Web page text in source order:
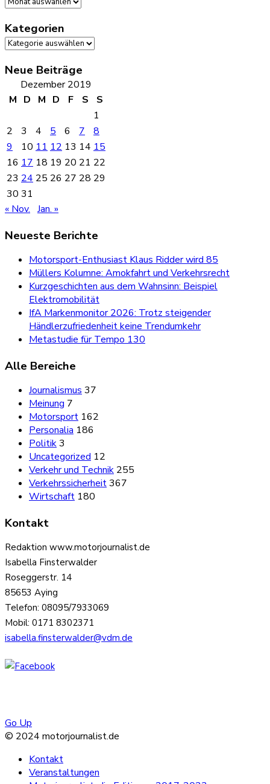
Kategorien
Kategorien
Neue Beiträge
Dezember 2019
M D M D F S
S
1
2
3 4 5 6 7
8
9
10 11 12 13 14 15
16 17 18 19 20 21 22
23 24 25 26 27 28 29
30 31
« Nov. Jan. »
Neueste Berichte
Motorsport-Enthusiast Klaus Ridder wird 85
Müllers Kolumne: Amokfahrt und Verkehrsrecht
Kurzgeschichten aus dem Wahnsinn: Beispiel
Elektromobilität
IfA Markenmonitor 2026: Trotz steigender
Händlerzufriedenheit keine Trendumkehr
Metastudie für Tempo 130
Alle Bereiche
Journalismus 37
Meinung 7
Motorsport 162
Personalia 186
Politik3
Uncategorized 12
Verkehr und Technik 255
Verkehrssicherheit367
Wirtschaft 180
Kontakt
Redaktion www.motorjournalist.de
Isabella Finsterwalder
Roseggerstr. 14
85653 Aying
Telefon: 08095/7933069
Mobil: 0171 8302371
isabella.finsterwalder@vdm.de
Go Up
© 2024 motorjournalist.de
Kontakt
Veranstaltungen